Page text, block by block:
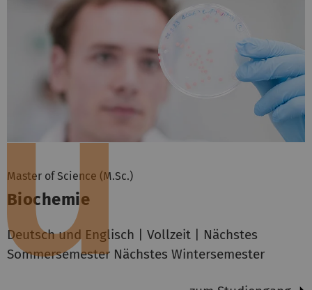
Master of Science (M.Sc.)
Biochemie
Deutsch und Englisch | Vollzeit | Nächstes
Sommersemester Nächstes Wintersemester